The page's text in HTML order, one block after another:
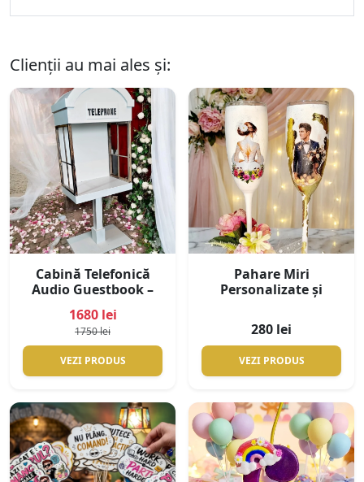
Clienții au mai ales și:
Cabină Telefonică
Audio Guestbook –
Mesaje Vocale Nuntă
1680 lei
1750 lei
VEZI PRODUS
Pahare Miri
Personalizate și
Pahare Nuntă
Premium Handmade
280 lei
VEZI PRODUS